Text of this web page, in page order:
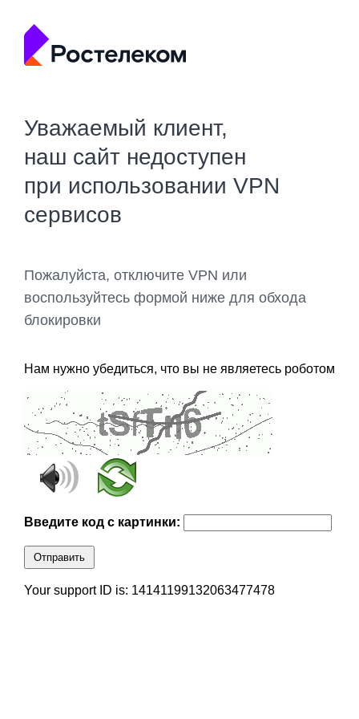
Уважаемый клиент,
наш сайт недоступен
при использовании VPN
сервисов
Пожалуйста, отключите VPN или
воспользуйтесь формой ниже для обхода
блокировки
Нам нужно убедиться, что вы не являетесь роботом
Введите код с картинки:
Отправить
Your support ID is: 14141199132063477478